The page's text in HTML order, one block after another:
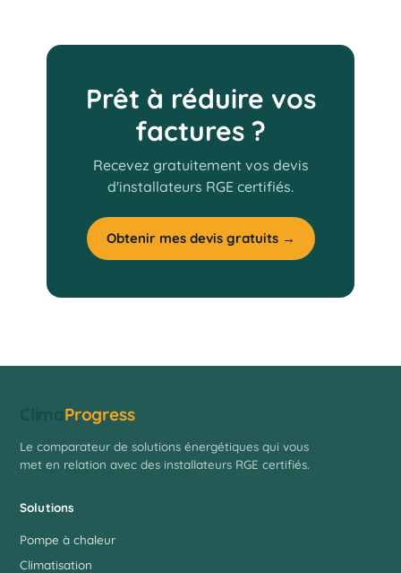
Prêt à réduire vos
factures ?
Recevez gratuitement vos devis
d'installateurs RGE certifiés.
Obtenir mes devis gratuits →
Progress
Le comparateur de solutions énergétiques qui vous
met en relation avec des installateurs RGE certifiés.
Solutions
Pompe à chaleur
Climatisation